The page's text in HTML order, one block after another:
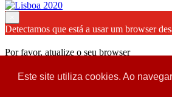
Este site utiliza cookies. Ao
Detectamos que está a usar um browser
Por favor, atualize o seu browser